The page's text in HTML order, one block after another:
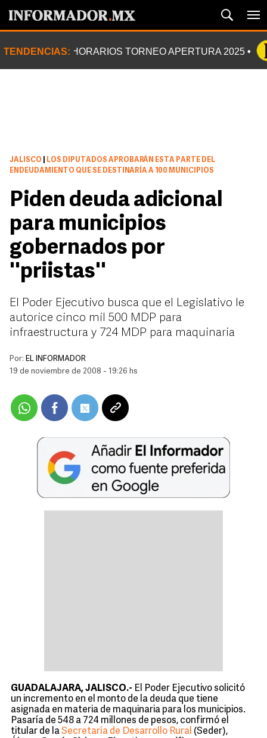
TENDENCIAS: HORARIOS TORNEO APERTURA 2025
JALISCO
LOS DIPUTADOS APROBARÁN ESTA PARTE DEL
ENDEUDAMIENTO QUE SE DESTINARÍA A 100 MUNICIPIOS
Piden deuda adicional
para municipios
gobernados por
''priistas''
El Poder Ejecutivo busca que el Legislativo le
autorice cinco mil 500 MDP para
infraestructura y 724 MDP para maquinaria
Por: EL INFORMADOR
19 de noviembre de 2008 - 19:26 hs
GUADALAJARA, JALISCO.- El Poder Ejecutivo solicitó
un incremento en el monto de la deuda que tiene
asignada en materia de maquinaria para los municipios.
Pasaría de 548 a 724 millones de pesos, confirmó el
titular de laSecretaría de Desarrollo Rural (Seder),